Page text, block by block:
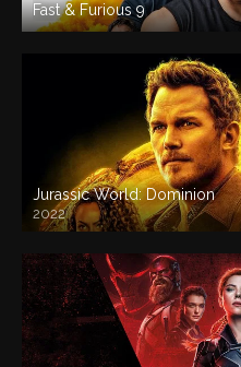
Fast & Furious 9
Jurassic World: Dominion
2022